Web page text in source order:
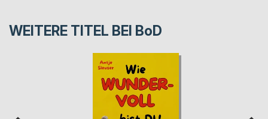
WEITERE TITEL BEI BoD